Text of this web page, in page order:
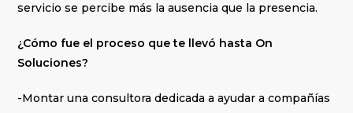
servicio se percibe más la ausencia que la presencia.
¿Cómo fue el proceso que te llevó hasta On
Soluciones?
-Montar una consultora dedicada a ayudar a compañías